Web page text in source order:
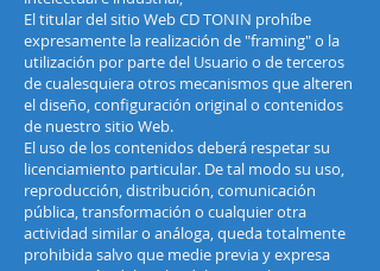
El titular del sitio Web CD TONIN prohíbe
expresamente la realización de "framing" o la
utilización por parte del Usuario o de terceros
de cualesquiera otros mecanismos que alteren
el diseño, configuración original o contenidos
de nuestro sitio Web.
El uso de los contenidos deberá respetar su
licenciamiento particular. De tal modo su uso,
reproducción, distribución, comunicación
pública, transformación o cualquier otra
actividad similar o análoga, queda totalmente
prohibida salvo que medie previa y expresa